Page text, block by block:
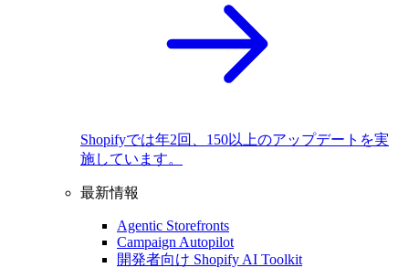
Shopifyでは年2回、150以上のアップデートを実
施しています。
最新情報
Agentic Storefronts
Campaign Autopilot
開発者向け Shopify AI Toolkit